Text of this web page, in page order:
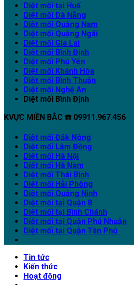
Diệt mối tại Huế
Diệt mối Đà Nẵng
Diệt mối Quảng Nam
Diệt mối Quảng Ngãi
Diệt mối Gia Lai
Diệt mối Bình Định
Diệt mối Phú Yên
Diệt mối Khánh Hòa
Diệt mối Bình Thuận
Diệt mối Nghệ An
Diệt mối Bình Định
KVỰC MIỀN BẮC ☎️ 09911.967.456
Diệt mối Đăk Nông
Diệt mối Lâm Đồng
Diệt mối Hà Nội
Diệt mối Hà Nam
Diệt mối Thái Bình
Diệt mối Hải Phòng
Diệt mối Quảng Ninh
Diệt mối tại Quận 8
Diệt mối tại Bình Chánh
Diệt mối tại Quận Phú Nhuận
Diệt mối tại Quận Tân Phú
Tin tức
Kiến thức
Hoạt động